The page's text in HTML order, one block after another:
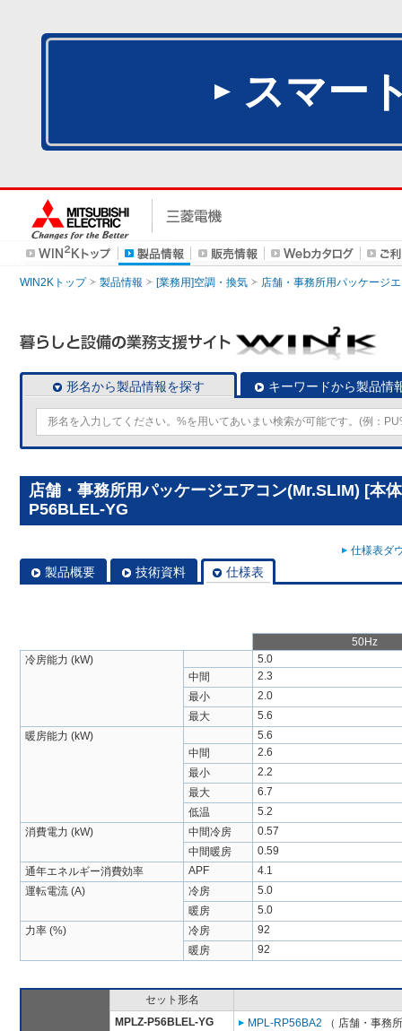
スマー
WIN2Kトップ 製品情報 [業務用]空調・換気 店舗・事務所用パッケージ
形名から製品情報を探す キーワードから製品情
店舗・事務所用パッケージエアコン(Mr.SLIM) [本
P56BLEL-YG
仕様表ダ
製品概要 技術資料 仕様表
50Hz
冷房能力 (kW)
5.0
中間
2.3
最小
2.0
最大
5.6
暖房能力 (kW)
5.6
中間
2.6
最小
2.2
最大
6.7
低温
5.2
消費電力 (kW)
中間冷房
0.57
中間暖房
0.59
通年エネルギー消費効率
APF
4.1
運転電流 (A)
冷房
5.0
暖房
5.0
力率 (%)
冷房
92
暖房
92
セット形名
MPLZ-P56BLEL-YG
MPL-RP56BA2 （ 店舗・事務